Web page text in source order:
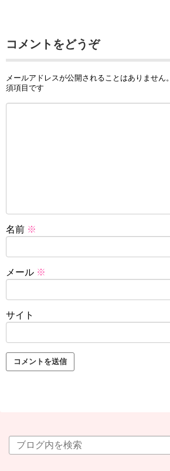
コメントをどうぞ
メールアドレスが公開されることはありません。
須項目です
名前 ※
メール ※
サイト